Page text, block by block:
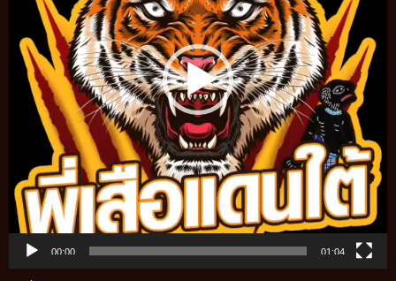
00:00 01:04